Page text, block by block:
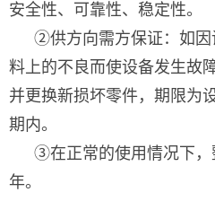
安全性、可靠性、稳定性。
②供方向需方保证：如因
料上的不良而使设备发生故
并更换新损坏零件，期限为
期内。
③在正常的使用情况下，
年。